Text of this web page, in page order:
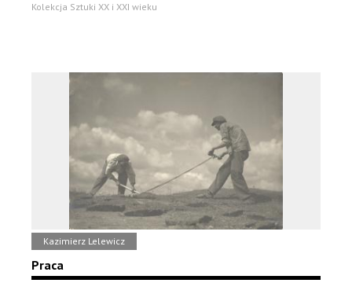
Kolekcja Sztuki XX i XXI wieku
Kazimierz Lelewicz
Praca